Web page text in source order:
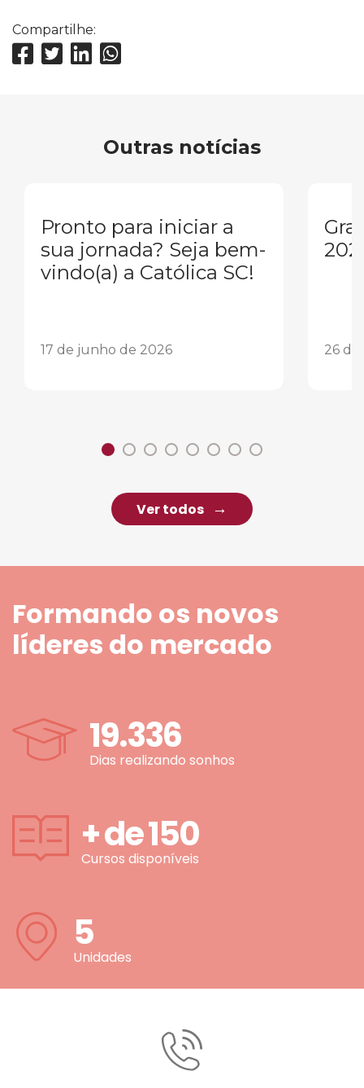
Compartilhe:
Outras notícias
Pronto para iniciar a
sua jornada? Seja bem-
vindo(a) a Católica SC!
17 de junho de 2026 26 de
Ver todos
Formando os novos
líderes do mercado
19.336
Dias realizando sonhos
+ de150
Cursos disponíveis
5
Unidades